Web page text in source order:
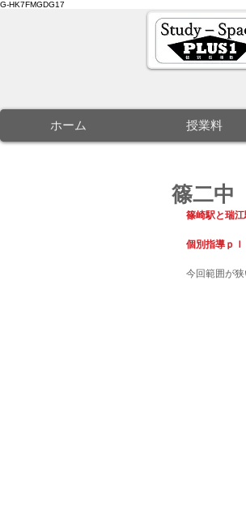
G-HK7FMGDG17
ホーム 授業料
篠二
篠崎駅と瑞江
個別指導ｐｌ
今回範囲が狭